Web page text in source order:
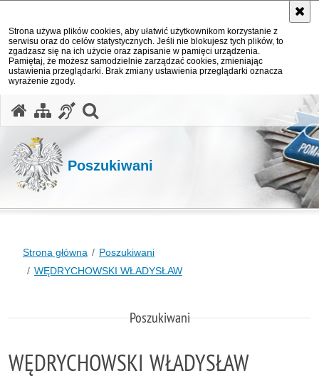
Strona używa plików cookies, aby ułatwić użytkownikom korzystanie z
serwisu oraz do celów statystycznych. Jeśli nie blokujesz tych plików, to
zgadzasz się na ich użycie oraz zapisanie w pamięci urządzenia.
Pamiętaj, że możesz samodzielnie zarządzać cookies, zmieniając
ustawienia przeglądarki. Brak zmiany ustawienia przeglądarki oznacza
wyrażenie zgody.
Poszukiwani
Strona główna
Poszukiwani
WĘDRYCHOWSKI WŁADYSŁAW
Poszukiwani
WĘDRYCHOWSKI WŁADYSŁAW